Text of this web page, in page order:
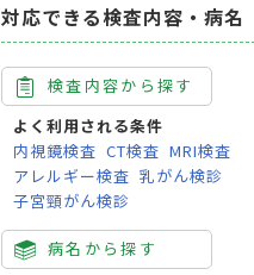
対応できる検査内容・病名
検査内容から探す
よく利用される条件
内視鏡検査 CT検査 MRI検査
アレルギー検査 乳がん検診
子宮頸がん検診
病名から探す